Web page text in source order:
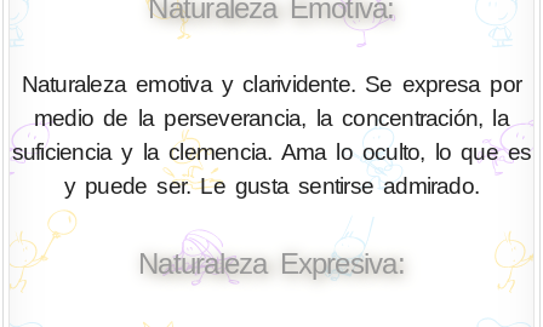
Naturaleza Emotiva:
Naturaleza emotiva y clarividente. Se expresa por
medio de la perseverancia, la concentración, la
suficiencia y la clemencia. Ama lo oculto, lo que es
y puede ser. Le gusta sentirse admirado.
Naturaleza Expresiva: